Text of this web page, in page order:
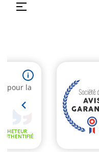
Umschalten
☰